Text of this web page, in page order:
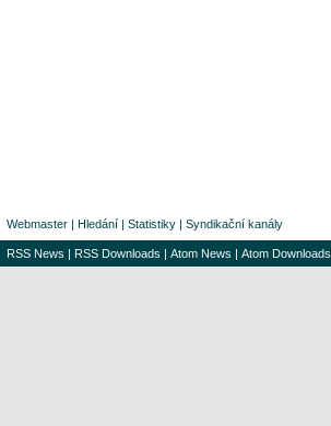
Webmaster | Hledání | Statistiky | Syndikační kanály
RSS News | RSS Downloads | Atom News | Atom Downloads